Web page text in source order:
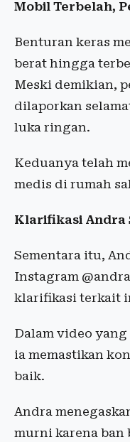
Mobil Terbelah,
Benturan keras
berat hingga
Meski demikian,
dilaporkan
luka ringan.
Keduanya telah
medis di rumah
Klarifikasi Andra
Sementara itu,
Instagram
klarifikasi terkait
Dalam video
ia memastikan
baik.
Andra
murni karena ban